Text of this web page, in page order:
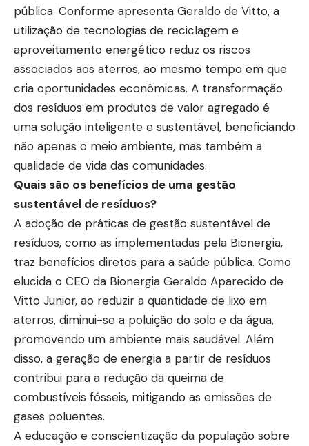
pública. Conforme apresenta Geraldo de Vitto, a
utilização de tecnologias de reciclagem e
aproveitamento energético reduz os riscos
associados aos aterros, ao mesmo tempo em que
cria oportunidades econômicas. A transformação
dos resíduos em produtos de valor agregado é
uma solução inteligente e sustentável, beneficiando
não apenas o meio ambiente, mas também a
qualidade de vida das comunidades.
Quais são os benefícios de uma gestão
sustentável de resíduos?
A adoção de práticas de gestão sustentável de
resíduos, como as implementadas pela Bionergia,
traz benefícios diretos para a saúde pública. Como
elucida o CEO da Bionergia Geraldo Aparecido de
Vitto Junior, ao reduzir a quantidade de lixo em
aterros, diminui-se a poluição do solo e da água,
promovendo um ambiente mais saudável. Além
disso, a geração de energia a partir de resíduos
contribui para a redução da queima de
combustíveis fósseis, mitigando as emissões de
gases poluentes.
A educação e conscientização da população sobre